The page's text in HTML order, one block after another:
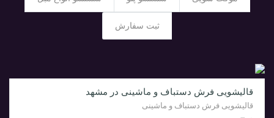
ثبت سفارش
قالیشویی فرش دستباف و ماشینی در مشهد
قالیشویی فرش دستباف و ماشینی